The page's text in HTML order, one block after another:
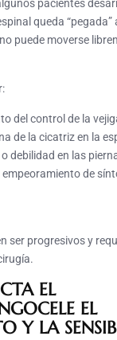
pacientes
queda “pegada”
puede moverse
del control de la
de la cicatriz en la
debilidad en las
empeoramiento de
ser progresivos y
EL
EL
Y LA